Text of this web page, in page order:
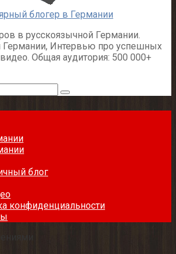
блогер в Германии
в русскоязычной Германии.
Интервью про успешных
Общая аудитория: 500 000+
блог
конфиденциальности